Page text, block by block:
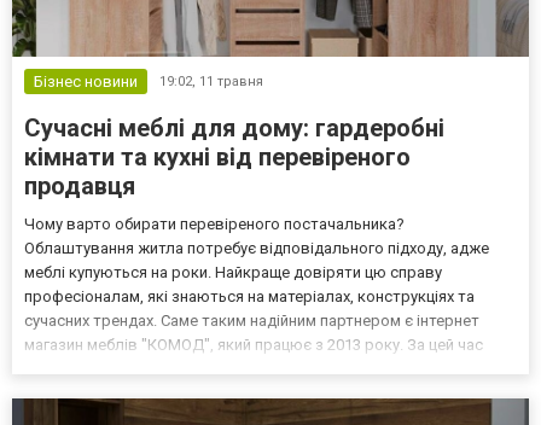
Бізнес новини 19:02, 11 травня
Сучасні меблі для дому: гардеробні
кімнати та кухні від перевіреного
продавця
Чому варто обирати перевіреного постачальника?
Облаштування житла потребує відповідального підходу, адже
меблі купуються на роки. Найкраще довіряти цю справу
професіоналам, які знаються на матеріалах, конструкціях та
сучасних трендах. Саме таким надійним партнером є інтернет
магазин меблів "КОМОД", який працює з 2013 року. За цей час